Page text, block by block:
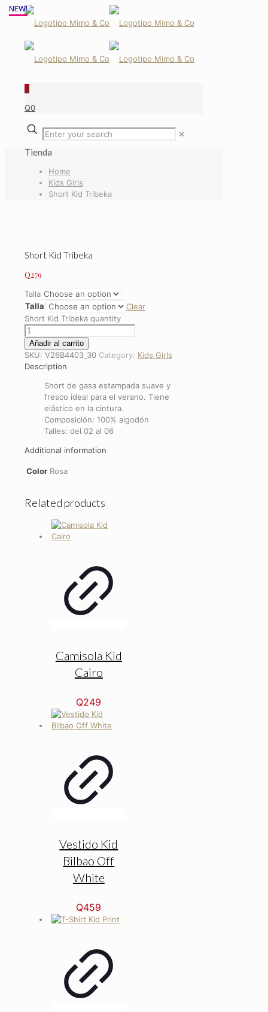
0
Q0
✕
Tienda
Home
Kids Girls
Short Kid Tribeka
Short Kid Tribeka
Q279
Talla
Talla
Clear
Short Kid Tribeka quantity
Añadir al carrito
SKU: V26B4403_30 Category: Kids Girls
Description
Short de gasa estampada suave y
fresco ideal para el verano. Tiene
elástico en la cintura.
Composición: 100% algodón
Talles: del 02 al 06
Additional information
Color Rosa
Related products
NEW!
Camisola Kid
Cairo
Q249
NEW!
Vestido Kid
Bilbao Off
White
Q459